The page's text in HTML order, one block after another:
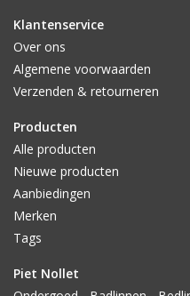
Klantenservice
Over ons
Algemene voorwaarden
Verzenden & retourneren
Producten
Alle producten
Nieuwe producten
Aanbiedingen
Merken
Tags
Piet Nollet